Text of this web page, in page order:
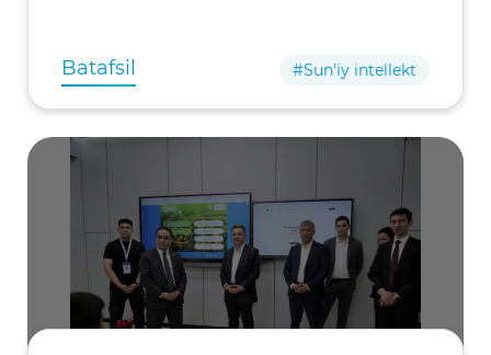
Batafsil #Sun'iy intellekt